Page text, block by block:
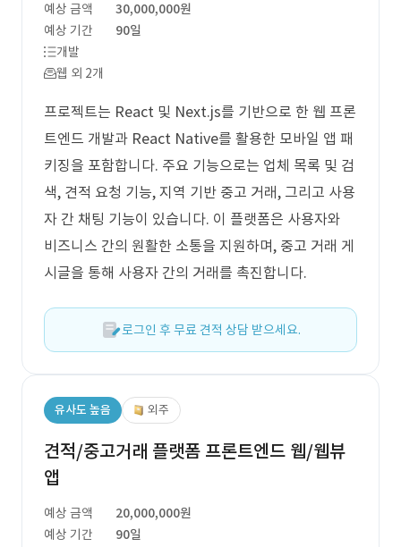
예상 금액
30,000,000원
예상 기간
90일
개발
웹 외 2개
프로젝트는 React 및 Next.js를 기반으로 한 웹 프론
트엔드 개발과 React Native를 활용한 모바일 앱 패
키징을 포함합니다. 주요 기능으로는 업체 목록 및 검
색, 견적 요청 기능, 지역 기반 중고 거래, 그리고 사용
자 간 채팅 기능이 있습니다. 이 플랫폼은 사용자와
비즈니스 간의 원활한 소통을 지원하며, 중고 거래 게
시글을 통해 사용자 간의 거래를 촉진합니다.
로그인 후 무료 견적 상담 받으세요.
유사도 높음 외주
견적/중고거래 플랫폼 프론트엔드 웹/웹뷰
앱
예상 금액
20,000,000원
예상 기간
90일